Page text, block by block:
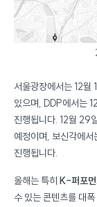
서울광장에서는 12월
진행됩니다.
올해는 특히 K-퍼포먼
수 있는 콘텐츠를 대폭 신설했습